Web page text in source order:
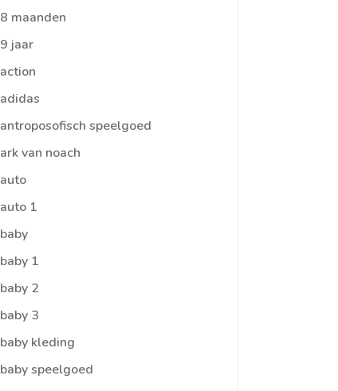
8 maanden
9 jaar
action
adidas
antroposofisch speelgoed
ark van noach
auto
auto 1
baby
baby 1
baby 2
baby 3
baby kleding
baby speelgoed